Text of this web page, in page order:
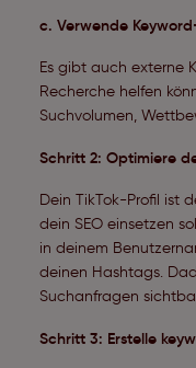
c. Verwende
Es gibt auch externe
Recherche helfen
Suchvolumen,
Schritt 2: Optimiere
Dein TikTok-Profil ist
dein SEO einsetzen
in deinem
deinen Hashtags.
Suchanfragen
Schritt 3: Erstelle